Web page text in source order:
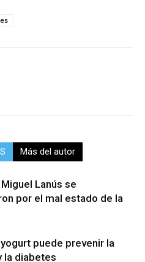
Más del autor
Lanús se
por el mal estado de la
puede prevenir la
la diabetes